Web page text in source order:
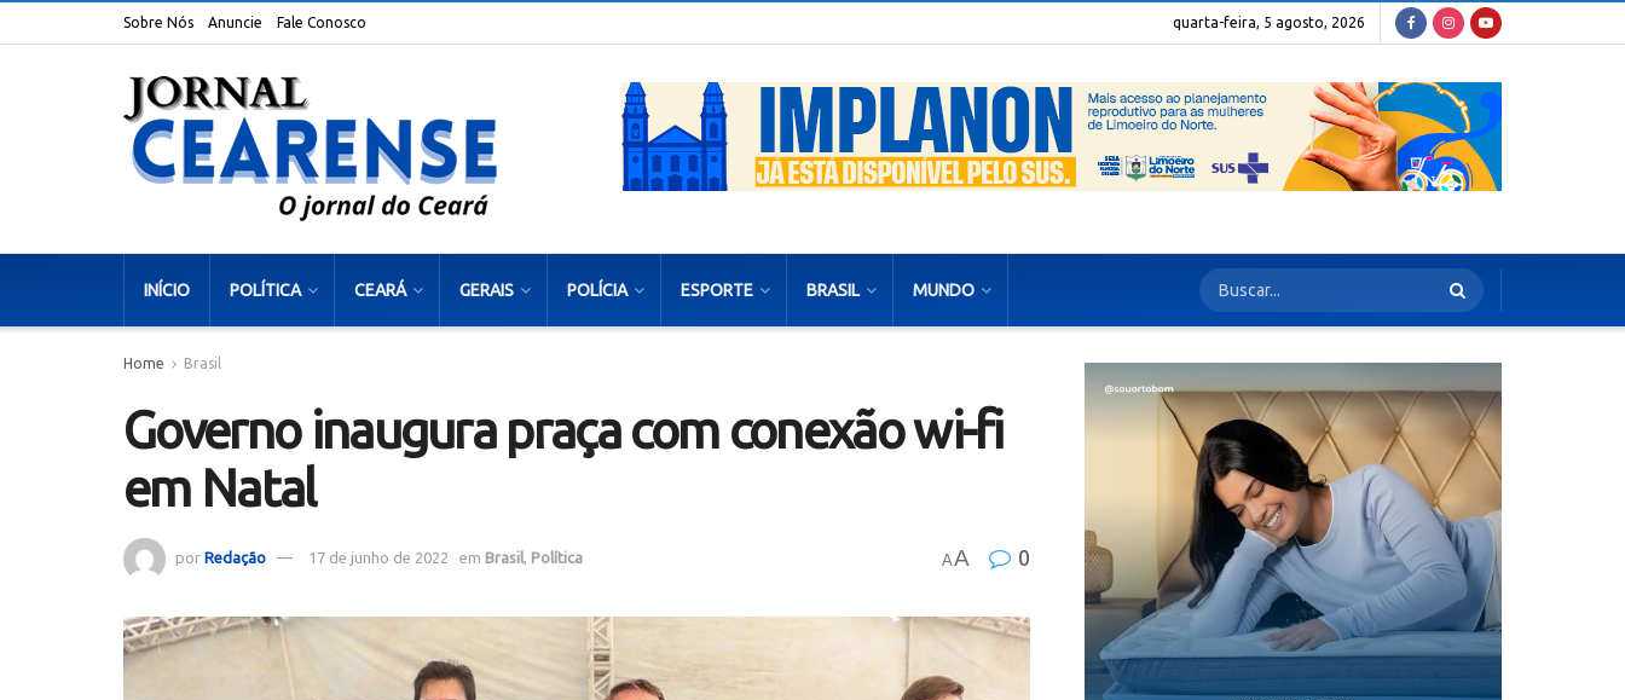
Sobre Nós Anuncie Fale Conosco quarta-feira, 5 agosto, 2026
INÍCIO POLÍTICA CEARÁ GERAIS POLÍCIA ESPORTE BRASIL MUNDO
Home Brasil
Governo inaugura praça com conexão wi-fi
em Natal
por Redação 17 de junho de 2022 em Brasil Política AA 0